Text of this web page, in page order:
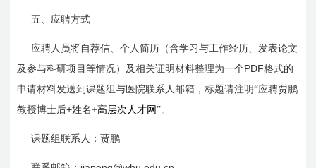
五、应聘方式
应聘人员将自荐信、个人简历（含学习与工作经历、发表论文
及参与科研项目等情况）及相关证明材料整理为一个PDF格式的
申请材料发送到课题组与医院联系人邮箱，标题请注明“应聘贾鹏
教授博士后+姓名+高层次人才网”。
课题组联系人：贾鹏